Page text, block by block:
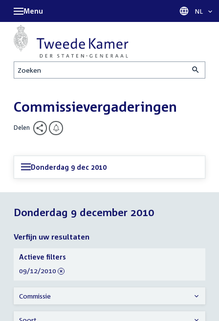
Zoeken
Menu Taal
NL
Commissievergaderingen
Delen
Donderdag 9 dec 2010
Donderdag 9 december 2010
Verfijn uw resultaten
Verfijn
uw
resultaten
Actieve filters
verwijder
09/12/2010
Commissie